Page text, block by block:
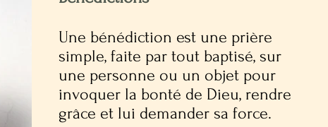
Une bénédiction est une prière
simple, faite par tout baptisé, sur
une personne ou un objet pour
invoquer la bonté de Dieu, rendre
grâce et lui demander sa force.